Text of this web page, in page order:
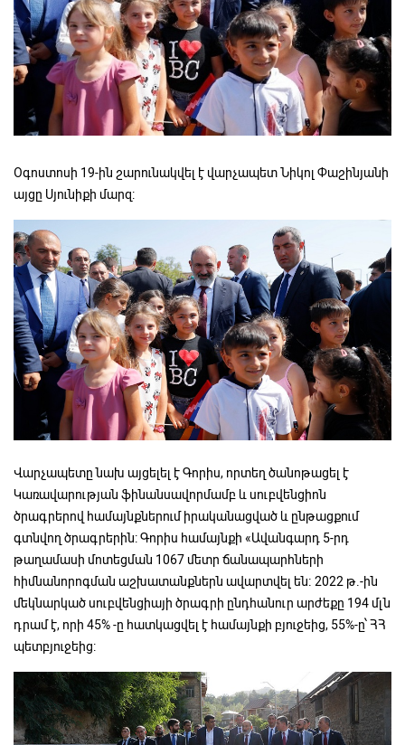
Օգոստոսի 19-ին շարունակվել է վարչապետ Նիկոլ Փաշինյանի
այցը Սյունիքի մարզ:
Վարչապետը նախ այցելել է Գորիս, որտեղ ծանոթացել է
Կառավարության ֆինանսավորմամբ և սուբվենցիոն
ծրագրերով համայնքներում իրականացված և ընթացքում
գտնվող ծրագրերին: Գորիս համայնքի «Ավանգարդ 5-րդ
թաղամասի մոտեցման 1067 մետր ճանապարհների
հիմնանորոգման աշխատանքներն ավարտվել են։ 2022 թ.-ին
մեկնարկած սուբվենցիայի ծրագրի ընդհանուր արժեքը 194 մլն
դրամ է, որի 45% -ը հատկացվել է համայնքի բյուջեից, 55%-ը՝ ՀՀ
պետբյուջեից: